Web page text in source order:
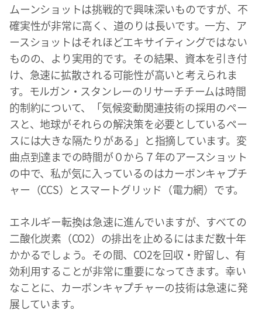
ムーンショットは挑戦的で興味深いものですが、不
確実性が非常に高く、道のりは長いです。一方、ア
ースショットはそれほどエキサイティングではない
ものの、より実用的です。その結果、資本を引き付
け、急速に拡散される可能性が高いと考えられま
す。モルガン・スタンレーのリサーチチームは時間
的制約について、「気候変動関連技術の採用のペー
スと、地球がそれらの解決策を必要としているペー
スには大きな隔たりがある」と指摘しています。変
曲点到達までの時間が０から７年のアースショット
の中で、私が気に入っているのはカーボンキャプチ
ャー（CCS）とスマートグリッド（電力網）です。
エネルギー転換は急速に進んでいますが、すべての
二酸化炭素（CO2）の排出を止めるにはまだ数十年
かかるでしょう。その間、CO2を回収・貯留し、有
効利用することが非常に重要になってきます。幸い
なことに、カーボンキャプチャーの技術は急速に発
展しています。